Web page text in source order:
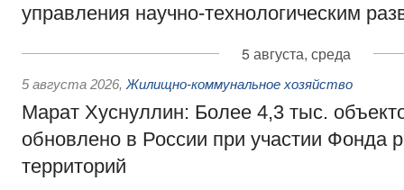
управления научно-технологическим
5 августа, среда
5 августа 2026, Жилищно-коммунальное хозяйство
Марат Хуснуллин: Более 4,3 тыс.
обновлено в России при участии Фонда
территорий